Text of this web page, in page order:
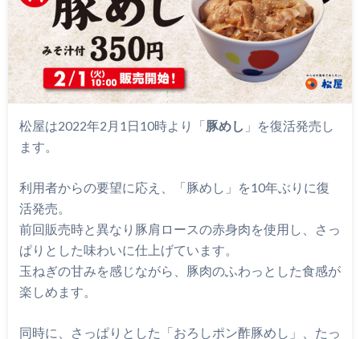
松屋は2022年2月1日10時より「豚めし 」を復活発売し
ます。
利用者からの要望に応え、「豚めし」を10年ぶりに復
活発売。
前回販売時と異なり豚肩ロースの赤身肉を使用し、さっ
ぱりとした味わいに仕上げています。
玉ねぎの甘みを感じながら、豚肉のふわっとした食感が
楽しめます。
同時に、さっぱりとした「おろしポン酢豚めし」、たっ